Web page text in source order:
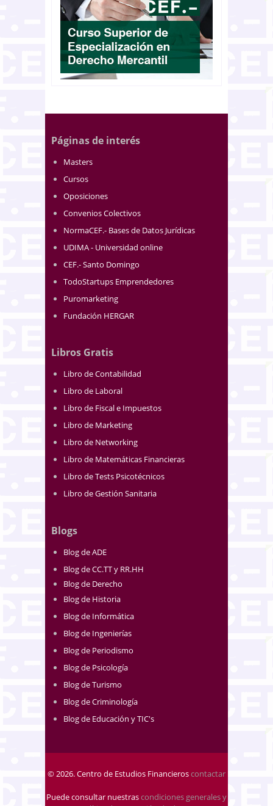
Páginas de interés
Masters
Cursos
Oposiciones
Convenios Colectivos
NormaCEF.- Bases de Datos Jurídicas
UDIMA - Universidad online
CEF.- Santo Domingo
TodoStartups Emprendedores
Puromarketing
Fundación HERGAR
Libros Gratis
Libro de Contabilidad
Libro de Laboral
Libro de Fiscal e Impuestos
Libro de Marketing
Libro de Networking
Libro de Matemáticas Financieras
Libro de Tests Psicotécnicos
Libro de Gestión Sanitaria
Blogs
Blog de ADE
Blog de CC.TT y RR.HH
Blog de Derecho
Blog de Historia
Blog de Informática
Blog de Ingenierías
Blog de Periodismo
Blog de Psicología
Blog de Turismo
Blog de Criminología
Blog de Educación y TIC's
© 2026. Centro de Estudios Financieroscontactar
Puede consultar nuestrascondiciones generales y